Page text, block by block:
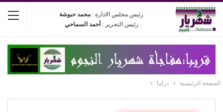
رئيس مجلس الادارة : محمد حبوشة
رئيس التحرير : أحمد السماحي
الصفحة الرئيسية دراما